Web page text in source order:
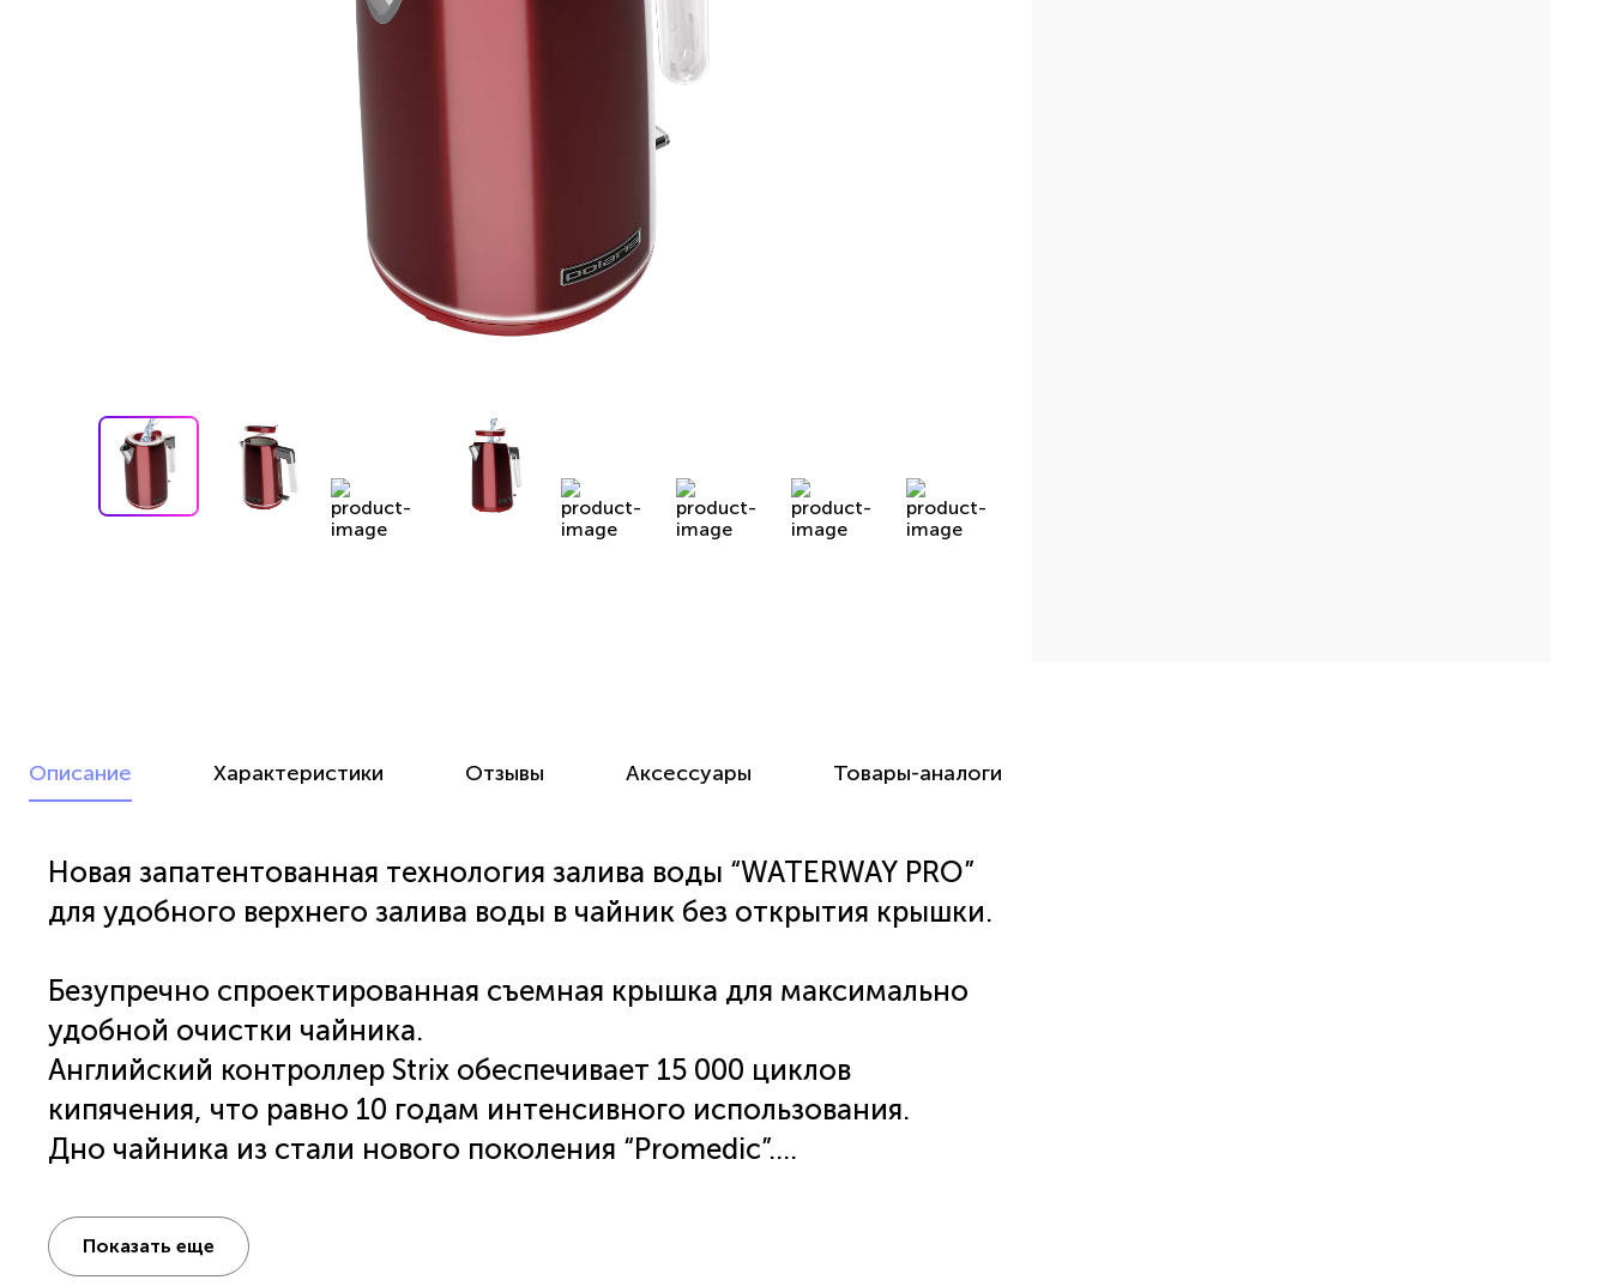
Описание Характеристики Отзывы Аксессуары Товары-аналоги
Новая запатентованная технология залива воды “WATERWAY PRO”
для удобного верхнего залива воды в чайник без открытия крышки.
Безупречно спроектированная съемная крышка для максимально
удобной очистки чайника.
Английский контроллер Strix обеспечивает 15 000 циклов
кипячения, что равно 10 годам интенсивного использования.
Дно чайника из стали нового поколения “Promedic”.
Корпус из высококачественной нержавеющей стали.
Шкала контроля уровня воды.
Показать еще